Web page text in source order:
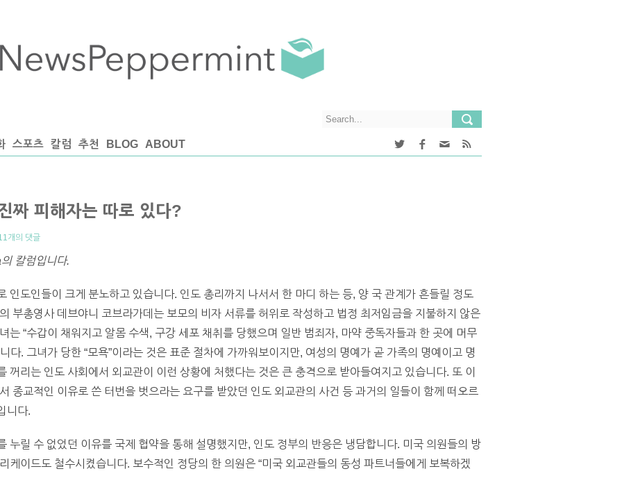
스포츠 칼럼 추천 BLOG ABOUT
짜 피해자는 따로 있다?
개의 댓글
칼럼입니다.
인도인들이 크게 분노하고 있습니다. 인도 총리까지 나서서 한 마디 하는 등, 양 국 관계가 흔들릴 정도
부총영사 데브야니 코브라가데는 보모의 비자 서류를 허위로 작성하고 법정 최저임금을 지불하지 않은
는 “수갑이 채워지고 알몸 수색, 구강 세포 채취를 당했으며 일반 범죄자, 마약 중독자들과 한 곳에 머무
다. 그녀가 당한 “모욕”이라는 것은 표준 절차에 가까워보이지만, 여성의 명예가 곧 가족의 명예이고 명
꺼리는 인도 사회에서 외교관이 이런 상황에 처했다는 것은 큰 충격으로 받아들여지고 있습니다. 또 이
종교적인 이유로 쓴 터번을 벗으라는 요구를 받았던 인도 외교관의 사건 등 과거의 일들이 함께 떠오르
니다.
누릴 수 없었던 이유를 국제 협약을 통해 설명했지만, 인도 정부의 반응은 냉담합니다. 미국 의원들의 방
케이드도 철수시켰습니다. 보수적인 정당의 한 의원은 “미국 외교관들의 동성 파트너들에게 보복하겠